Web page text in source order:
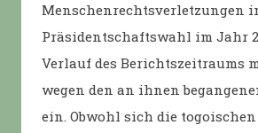
Menschenrechtsverletzungen
Präsidentschaftswahl im Jahr
Verlauf des Berichtszeitraums
wegen den an ihnen
ein. Obwohl sich die